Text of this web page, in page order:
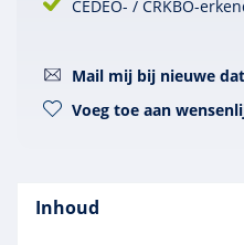
CEDEO- / CRKBO-
Mail mij bij nieuwe
Voeg toe aan
Inhoud